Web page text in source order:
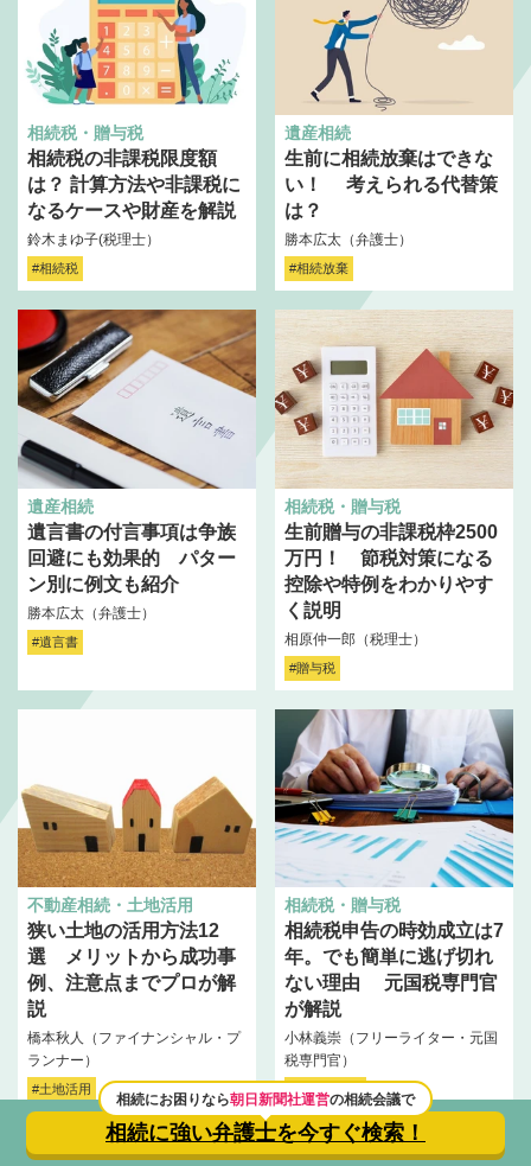
相続税・贈与税
相続税の非課税限度額
は？ 計算方法や非課税に
なるケースや財産を解説
鈴木まゆ子(税理士）
#相続税
遺産相続
生前に相続放棄はできな
い！ 考えられる代替策
は？
勝本広太（弁護士）
#相続放棄
遺産相続
遺言書の付言事項は争族
回避にも効果的 パター
ン別に例文も紹介
勝本広太（弁護士）
#遺言書
相続税・贈与税
生前贈与の非課税枠2500
万円！ 節税対策になる
控除や特例をわかりやす
く説明
相原仲一郎（税理士）
#贈与税
不動産相続・土地活用
狭い土地の活用方法12
選 メリットから成功事
例、注意点までプロが解
説
橋本秋人（ファイナンシャル・プ
ランナー）
#土地活用
相続税・贈与税
相続税申告の時効成立は7
年。でも簡単に逃げ切れ
ない理由 元国税専門官
が解説
小林義崇（フリーライター・元国
税専門官）
#相続税申告
相続にお困りなら朝日新聞社運営の相続会議で
相続に強い弁護士を今すぐ検索！